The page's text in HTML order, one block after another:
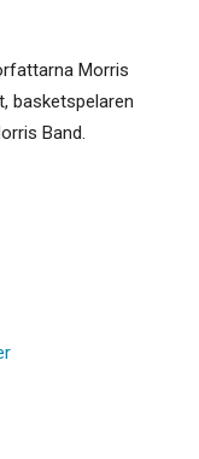
Morris
basketspelaren
Band.